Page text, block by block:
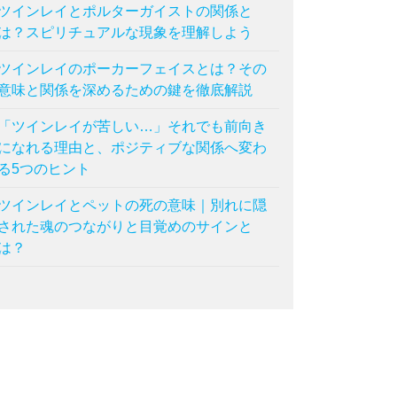
インレイとポルターガイストの関係と
？スピリチュアルな現象を理解しよう
インレイのポーカーフェイスとは？その
味と関係を深めるための鍵を徹底解説
ツインレイが苦しい…」それでも前向き
なれる理由と、ポジティブな関係へ変わ
5つのヒント
インレイとペットの死の意味｜別れに隠
れた魂のつながりと目覚めのサインと
？